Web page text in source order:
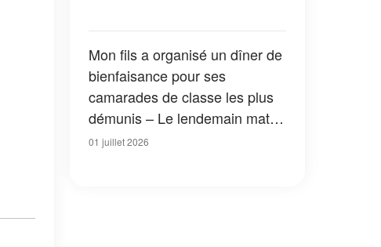
Mon fils a organisé un dîner de
bienfaisance pour ses
camarades de classe les plus
démunis – Le lendemain matin,
nous avons trouvé un
01 juillet 2026